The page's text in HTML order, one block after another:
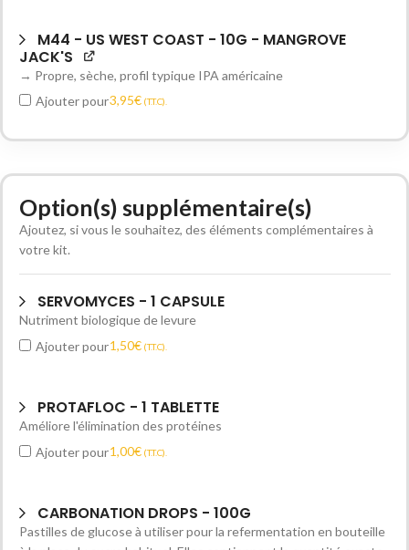
M44 - US WEST COAST - 10G - MANGROVE
JACK'S
→ Propre, sèche, profil typique IPA américaine
Ajouter pour3,95€(T.T.C).
Option(s) supplémentaire(s)
Ajoutez, si vous le souhaitez, des éléments complémentaires à
votre kit.
SERVOMYCES - 1 CAPSULE
Nutriment biologique de levure
Ajouter pour1,50€(T.T.C).
PROTAFLOC - 1 TABLETTE
Améliore l'élimination des protéines
Ajouter pour1,00€(T.T.C).
CARBONATION DROPS - 100G
Pastilles de glucose à utiliser pour la refermentation en bouteille